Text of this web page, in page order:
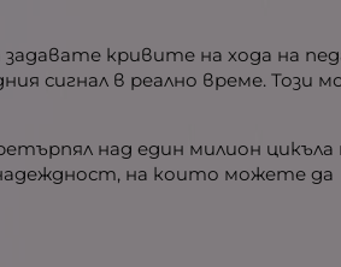
кривите на хода на
сигнал в реално време. Този
над един милион цикъла
на които можете да